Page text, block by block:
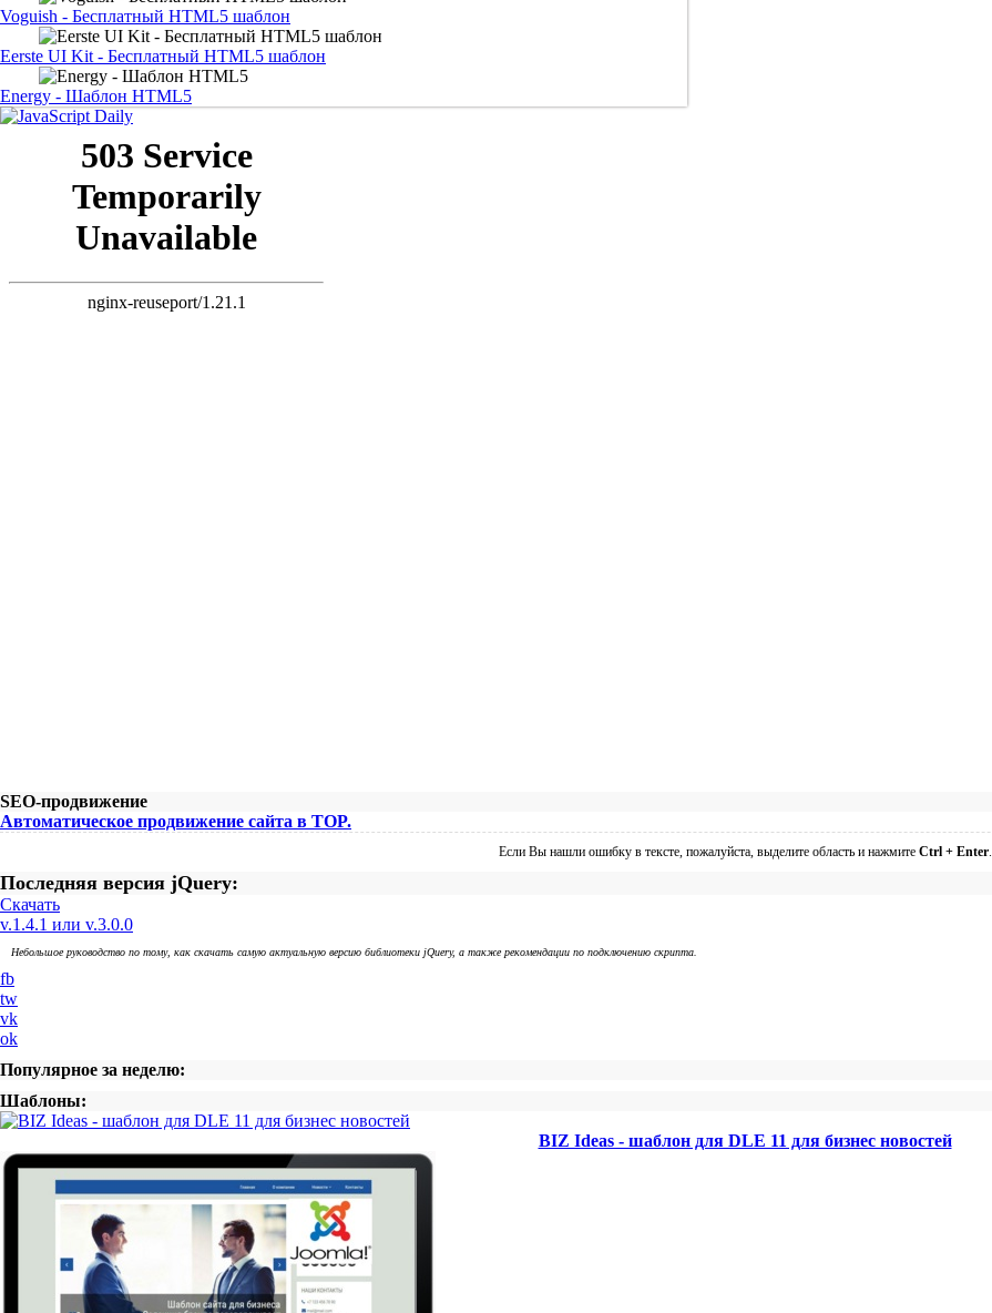
Voguish - Бесплатный HTML5 шаблон
Eerste UI Kit - Бесплатный HTML5 шаблон
Energy - Шаблон HTML5
SEO-продвижение
Автоматическое продвижение сайта в TOP.
Если Вы нашли ошибку в тексте, пожалуйста, выделите область и нажмите Ctrl + Enter.
Последняя версия jQuery:
Скачать
v.1.4.1 или v.3.0.0
Небольшое руководство по тому, как скачать самую актуальную версию библиотеки jQuery, а также рекомендации по подключению скрипта.
fb
tw
vk
ok
Популярное за неделю:
Шаблоны:
BIZ Ideas - шаблон для DLE 11 для бизнес новостей